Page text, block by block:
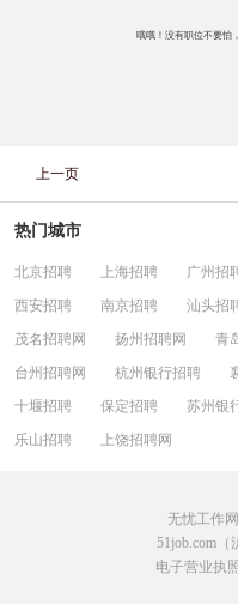
哦哦！没有职位不要怕
上一页
热门城市
北京招聘 上海招聘 广州招
西安招聘
南京招聘 汕头招
茂名招聘网
扬州招聘网 青
台州招聘网
杭州银行招聘
十堰招聘
保定招聘 苏州银
乐山招聘
上饶招聘网
无忧工作
51job.com（
电子营业执